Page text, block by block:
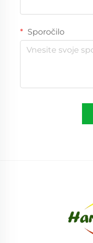
Sporočilo